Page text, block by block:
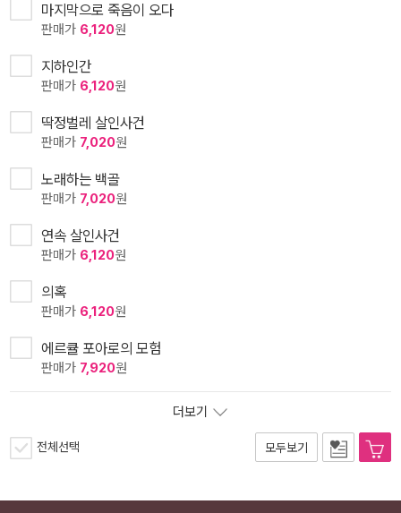
마지막으로 죽음이 오다
판매가 6,120원
지하인간
판매가 6,120원
딱정벌레 살인사건
판매가 7,020원
노래하는 백골
판매가 7,020원
연속 살인사건
판매가 6,120원
의혹
판매가 6,120원
에르큘 포아로의 모험
판매가 7,920원
더보기
전체선택 모두보기